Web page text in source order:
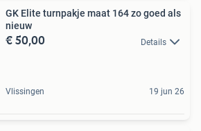
GK Elite turnpakje maat 164 zo goed als
nieuw
€ 50,00 Details
Vlissingen 19 jun 26